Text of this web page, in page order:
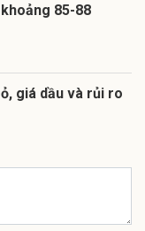
85-88
giá dầu và rủi ro